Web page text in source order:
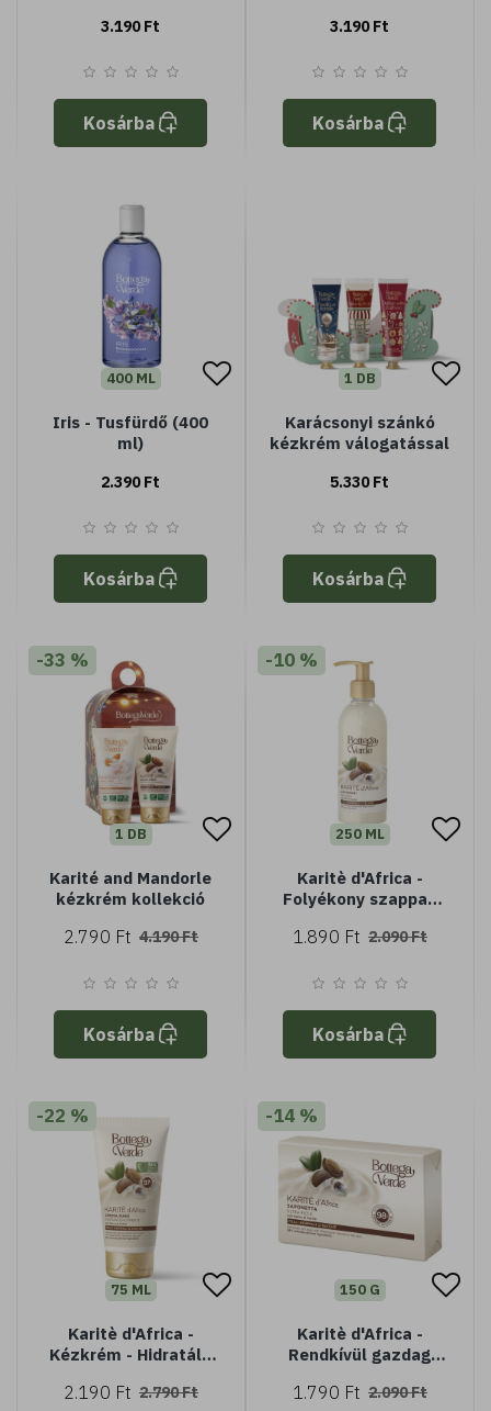
3.190 Ft
Kosárba
3.190 Ft
Kosárba
400 ML
Iris - Tusfürdő (400
ml)
2.390 Ft
Kosárba
1 DB
Karácsonyi szánkó
kézkrém válogatással
5.330 Ft
Kosárba
-33 %
1 DB
Karité and Mandorle
kézkrém kollekció
2.790 Ft 4.190 Ft
Kosárba
-10 %
250 ML
Karitè d'Africa -
Folyékony szappan
ml) - Normál vagy
1.890 Ft 2.090 Ft
Kosárba
-22 %
75 ML
Karitè d'Africa -
Kézkrém - Hidratáló
vajjal (75 ml) - Normál
2.190 Ft 2.790 Ft
-14 %
150 G
Karitè d'Africa -
Rendkívül gazdag
(150 g) - normál vagy
1.790 Ft 2.090 Ft